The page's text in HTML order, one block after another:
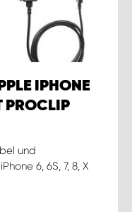
IPHONE
PROCLIP
und
6, 6S, 7, 8, X